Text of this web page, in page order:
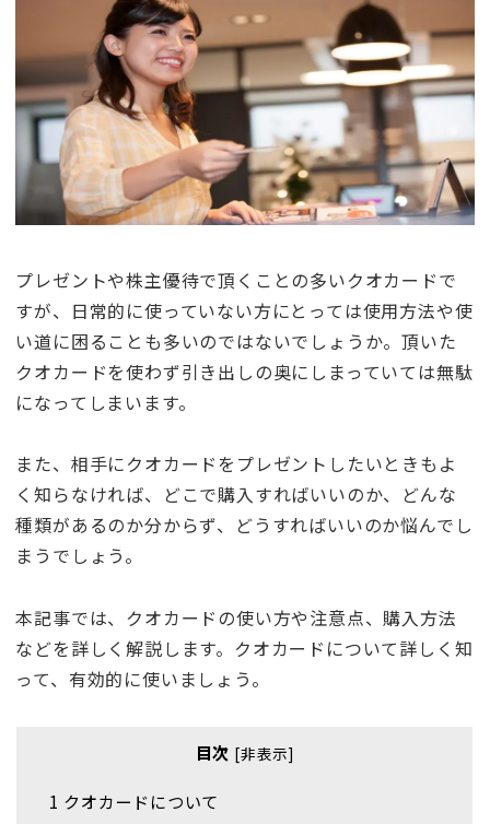
プレゼントや株主優待で頂くことの多いクオカードで
すが、日常的に使っていない方にとっては使用方法や使
い道に困ることも多いのではないでしょうか。頂いた
クオカードを使わず引き出しの奥にしまっていては無駄
になってしまいます。
また、相手にクオカードをプレゼントしたいときもよ
く知らなければ、どこで購入すればいいのか、どんな
種類があるのか分からず、どうすればいいのか悩んでし
まうでしょう。
本記事では、クオカードの使い方や注意点、購入方法
などを詳しく解説します。クオカードについて詳しく知
って、有効的に使いましょう。
目次 [非表示]
1 クオカードについて